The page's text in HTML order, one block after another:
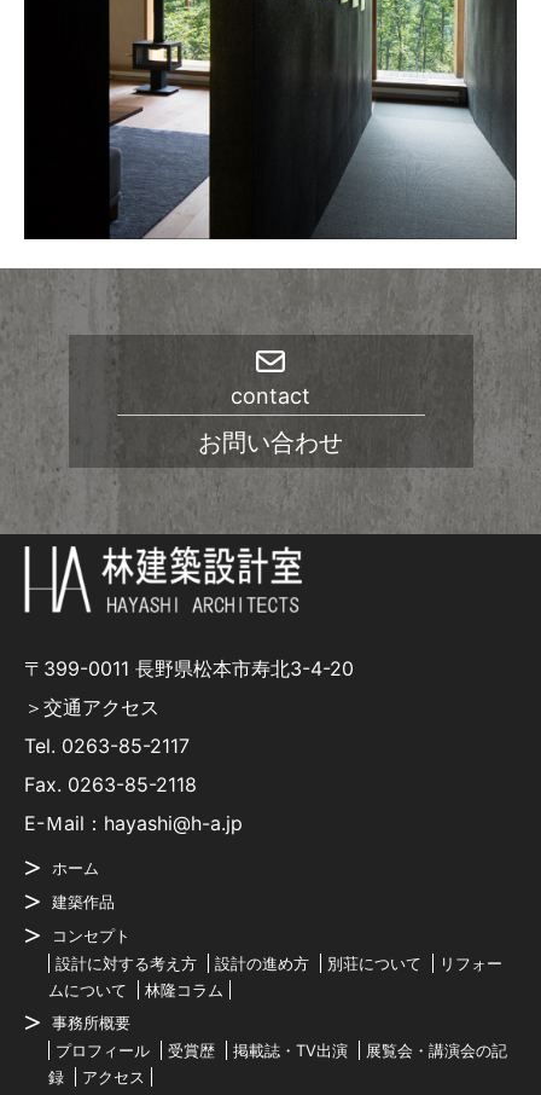
contact
お問い合わせ
〒399-0011 長野県松本市寿北3-4-20
＞交通アクセス
Tel. 0263-85-2117
Fax. 0263-85-2118
E-Ｍail：hayashi@h-a.jp
ホーム
建築作品
コンセプト
設計に対する考え方
設計の進め方 別荘について
リフォー
ムについて
林隆コラム
事務所概要
プロフィール
受賞歴 掲載誌・TV出演
展覧会・講演会の記
録
アクセス